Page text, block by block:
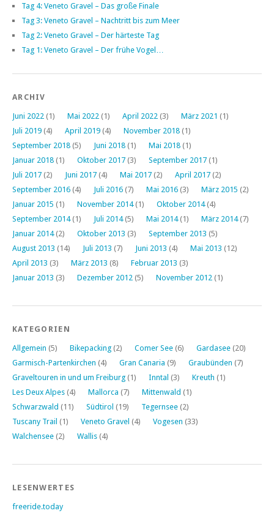
Tag 4: Veneto Gravel – Das große Finale
Tag 3: Veneto Gravel – Nachtritt bis zum Meer
Tag 2: Veneto Gravel – Der härteste Tag
Tag 1: Veneto Gravel – Der frühe Vogel…
ARCHIV
Juni 2022 (1) Mai 2022 (1) April 2022 (3) März 2021 (1)
Juli 2019 (4) April 2019 (4) November 2018 (1)
September 2018 (5) Juni 2018 (1) Mai 2018 (1)
Januar 2018 (1) Oktober 2017 (3) September 2017 (1)
Juli 2017 (2) Juni 2017 (4) Mai 2017 (2) April 2017 (2)
September 2016 (4) Juli 2016 (7) Mai 2016 (3) März 2015 (2)
Januar 2015 (1) November 2014(1) Oktober 2014(4)
September 2014(1) Juli 2014(5) Mai 2014(1) März 2014(7)
Januar 2014(2) Oktober 2013 (3) September 2013 (5)
August 2013 (14) Juli 2013 (7) Juni 2013 (4) Mai 2013 (12)
April 2013 (3) März 2013 (8) Februar 2013 (3)
Januar 2013 (3) Dezember 2012 (5) November 2012 (1)
KATEGORIEN
Allgemein (5) Bikepacking (2) Comer See (6) Gardasee (20)
Garmisch-Partenkirchen (4) Gran Canaria (9) Graubünden (7)
Graveltouren in und um Freiburg (1) Inntal (3) Kreuth (1)
Les Deux Alpes (4) Mallorca (7) Mittenwald (1)
Schwarzwald (11) Südtirol (19) Tegernsee (2)
Tuscany Trail (1) Veneto Gravel (4) Vogesen (33)
Walchensee (2) Wallis (4)
LESENWERTES
freeride.today